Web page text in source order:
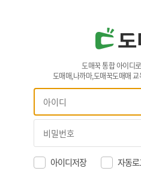
도매꾹 통합 아이디
도매매,나까마,도매꾹도매매
아이디저장 자동로